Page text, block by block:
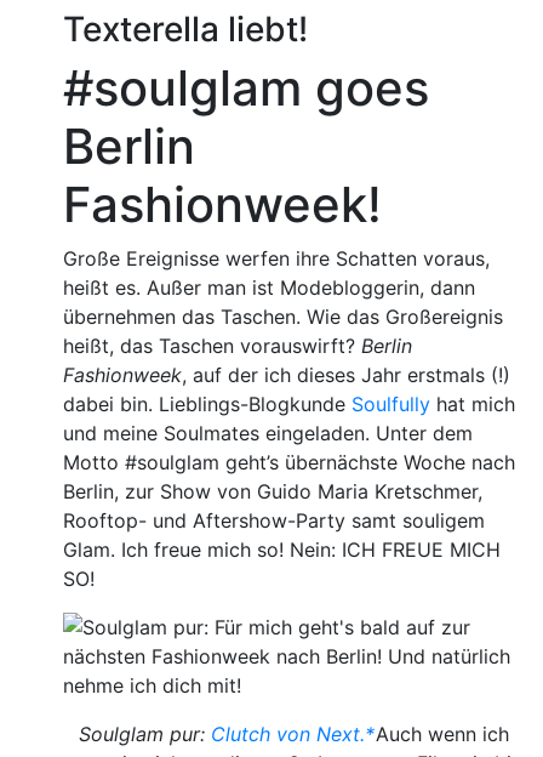
Texterella liebt!
#soulglam goes
Berlin
Fashionweek!
Große Ereignisse werfen ihre Schatten voraus,
heißt es. Außer man ist Modebloggerin, dann
übernehmen das Taschen. Wie das Großereignis
heißt, das Taschen vorauswirft? Berlin
Fashionweek, auf der ich dieses Jahr erstmals (!)
dabei bin. Lieblings-Blogkunde Soulfully hat mich
und meine Soulmates eingeladen. Unter dem
Motto #soulglam geht’s übernächste Woche nach
Berlin, zur Show von Guido Maria Kretschmer,
Rooftop- und Aftershow-Party samt souligem
Glam. Ich freue mich so! Nein: ICH FREUE MICH
SO!
Soulglam pur: Clutch von Next.*Auch wenn ich